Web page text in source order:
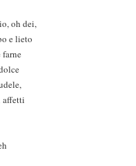
oh dei,
e lieto
farne
affetti